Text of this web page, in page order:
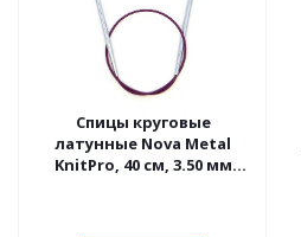
Спицы круговые
латунные Nova Metal
KnitPro, 40 см, 3.50 мм